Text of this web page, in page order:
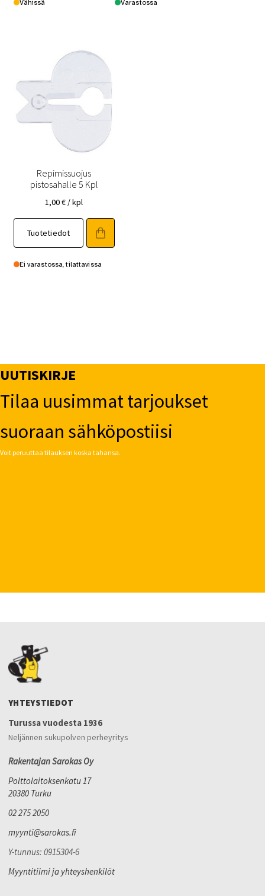
Vähissä Varastossa
Repimissuojus
pistosahalle 5 Kpl
1,00€ / kpl
Tuotetiedot
Ei varastossa, tilattavissa
UUTISKIRJE
Tilaa uusimmat tarjoukset
suoraan sähköpostiisi
Voit peruuttaa tilauksen koska tahansa.
YHTEYSTIEDOT
Turussa vuodesta 1936
Neljännen sukupolven perheyritys
Rakentajan Sarokas Oy
Polttolaitoksenkatu 17
20380 Turku
02 275 2050
myynti@sarokas.fi
Y-tunnus: 0915304-6
Myyntitiimi ja yhteyshenkilöt